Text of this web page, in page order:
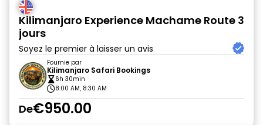
Kilimanjaro Experience Machame Route 3
jours
Soyez le premier à laisser un avis
Fournie par
Kilimanjaro Safari Bookings
6h 30min
8:00 AM, 8:30 AM
De€950.00